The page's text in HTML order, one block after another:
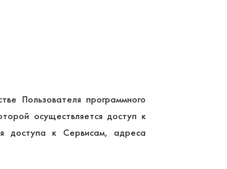
Пользователя программного
осуществляется доступ к
доступа к Сервисам, адреса